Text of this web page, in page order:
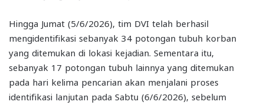
Hingga Jumat (5/6/2026), tim DVI telah berhasil
mengidentifikasi sebanyak 34 potongan tubuh korban
yang ditemukan di lokasi kejadian. Sementara itu,
sebanyak 17 potongan tubuh lainnya yang ditemukan
pada hari kelima pencarian akan menjalani proses
identifikasi lanjutan pada Sabtu (6/6/2026), sebelum